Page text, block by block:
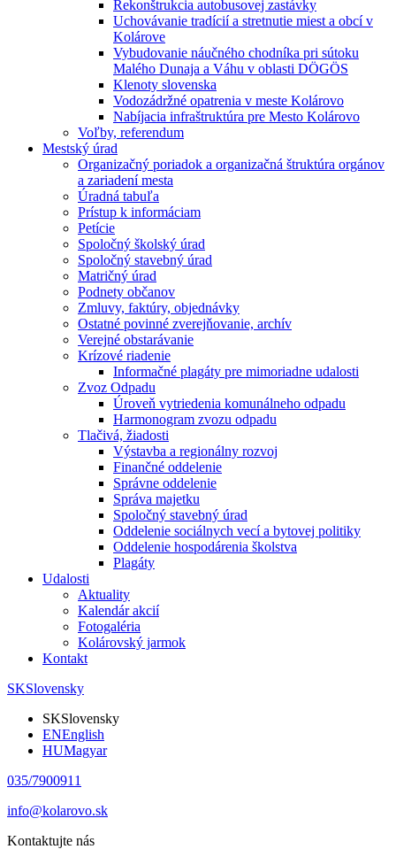
Rekonštrukcia autobusovej zastávky
Uchovávanie tradícií a stretnutie miest a obcí v
Kolárove
Vybudovanie náučného chodníka pri sútoku
Malého Dunaja a Váhu v oblasti DÖGÖS
Klenoty slovenska
Vodozádržné opatrenia v meste Kolárovo
Nabíjacia infraštruktúra pre Mesto Kolárovo
Voľby, referendum
Mestský úrad
Organizačný poriadok a organizačná štruktúra orgánov
a zariadení mesta
Úradná tabuľa
Prístup k informáciam
Petície
Spoločný školský úrad
Spoločný stavebný úrad
Matričný úrad
Podnety občanov
Zmluvy, faktúry, objednávky
Ostatné povinné zverejňovanie, archív
Verejné obstarávanie
Krízové riadenie
Informačné plagáty pre mimoriadne udalosti
Zvoz Odpadu
Úroveň vytriedenia komunálneho odpadu
Harmonogram zvozu odpadu
Tlačivá, žiadosti
Výstavba a regionálny rozvoj
Finančné oddelenie
Správne oddelenie
Správa majetku
Spoločný stavebný úrad
Oddelenie sociálnych vecí a bytovej politiky
Oddelenie hospodárenia školstva
Plagáty
Udalosti
Aktuality
Kalendár akcií
Fotogaléria
Kolárovský jarmok
Kontakt
SKSlovensky
SKSlovensky
ENEnglish
HUMagyar
035/7900911
info@kolarovo.sk
Kontaktujte nás